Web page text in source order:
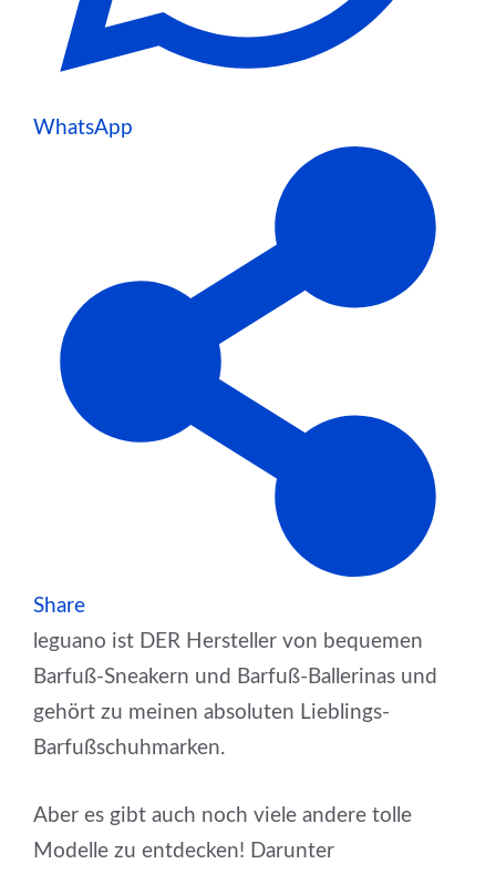
WhatsApp
Share
leguano ist DER Hersteller von bequemen
Barfuß-Sneakern und Barfuß-Ballerinas und
gehört zu meinen absoluten Lieblings-
Barfußschuhmarken.
Aber es gibt auch noch viele andere tolle
Modelle zu entdecken! Darunter